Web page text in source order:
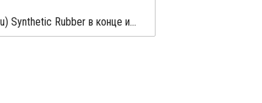
Bridgestone (Huizhou) Synthetic Rubber в конце июня перезапустит завод БСК в Китае после профилактики